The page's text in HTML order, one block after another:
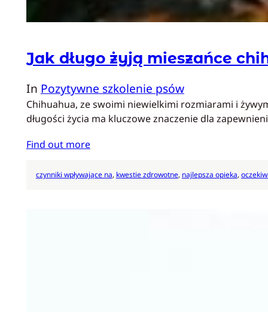
Jak długo żyją mieszańce
In Pozytywne szkolenie psów
Chihuahua, ze swoimi niewielkimi rozmiarami i
długości życia ma kluczowe znaczenie dla
Find out more
czynniki wpływające na, kwestie zdrowotne, najlepsza opieka,